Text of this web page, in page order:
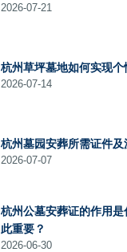
2026-07-21
杭州草坪墓地如何实现个
2026-07-14
杭州墓园安葬所需证件及
2026-07-07
杭州公墓安葬证的作用
此重要？
2026-06-30